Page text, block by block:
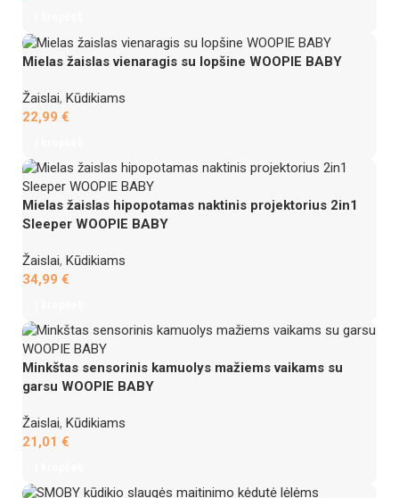
Mielas žaislas vienaragis su lopšine WOOPIE BABY
Žaislai, Kūdikiams
22,99 €
Mielas žaislas hipopotamas naktinis projektorius 2in1
Sleeper WOOPIE BABY
Žaislai, Kūdikiams
34,99 €
Minkštas sensorinis kamuolys mažiems vaikams su
garsu WOOPIE BABY
Žaislai, Kūdikiams
21,01 €